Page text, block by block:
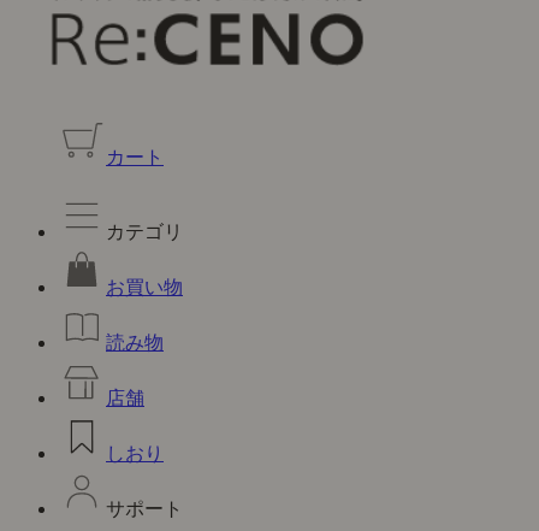
カート
カテゴリ
お買い物
読み物
店舗
しおり
サポート